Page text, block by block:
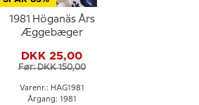
1981 Höganäs Års
Æggebæger
DKK 25,00
Før: DKK 150,00
Varenr.: HAG1981
Årgang: 1981